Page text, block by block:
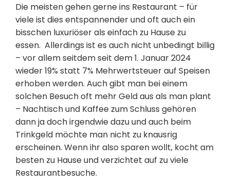
Die meisten gehen gerne ins Restaurant – für
viele ist dies entspannender und oft auch ein
bisschen luxuriöser als einfach zu Hause zu
essen. Allerdings ist es auch nicht unbedingt billig
– vor allem seitdem seit dem 1. Januar 2024
wieder 19% statt 7% Mehrwertsteuer auf Speisen
erhoben werden. Auch gibt man bei einem
solchen Besuch oft mehr Geld aus als man plant
– Nachtisch und Kaffee zum Schluss gehören
dann ja doch irgendwie dazu und auch beim
Trinkgeld möchte man nicht zu knausrig
erscheinen. Wenn ihr also sparen wollt, kocht am
besten zu Hause und verzichtet auf zu viele
Restaurantbesuche.